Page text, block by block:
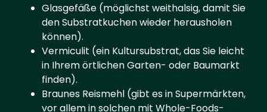
Glasgefäße (möglichst weithalsig, damit Sie
den Substratkuchen wieder herausholen
können).
Vermiculit (ein Kultursubstrat, das Sie leicht
in Ihrem örtlichen Garten- oder Baumarkt
finden).
Braunes Reismehl (gibt es in Supermärkten,
vor allem in solchen mit Whole-Foods-